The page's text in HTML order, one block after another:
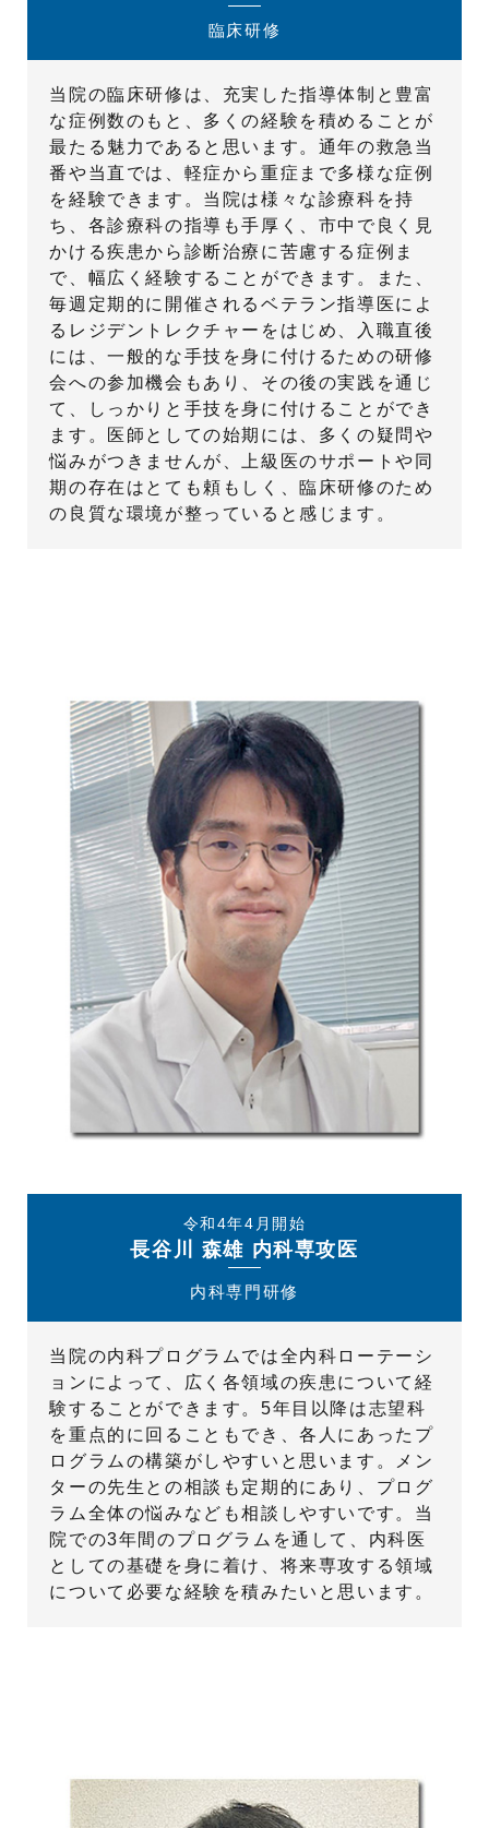
臨床研修
当院の臨床研修は、充実した指導体制と豊富
な症例数のもと、多くの経験を積めることが
最たる魅力であると思います。通年の救急当
番や当直では、軽症から重症まで多様な症例
を経験できます。当院は様々な診療科を持
ち、各診療科の指導も手厚く、市中で良く見
かける疾患から診断治療に苦慮する症例ま
で、幅広く経験することができます。また、
毎週定期的に開催されるベテラン指導医によ
るレジデントレクチャーをはじめ、入職直後
には、一般的な手技を身に付けるための研修
会への参加機会もあり、その後の実践を通じ
て、しっかりと手技を身に付けることができ
ます。医師としての始期には、多くの疑問や
悩みがつきませんが、上級医のサポートや同
期の存在はとても頼もしく、臨床研修のため
の良質な環境が整っていると感じます。
令和4年4月開始
長谷川 森雄 内科専攻医
内科専門研修
当院の内科プログラムでは全内科ローテーシ
ョンによって、広く各領域の疾患について経
験することができます。5年目以降は志望科
を重点的に回ることもでき、各人にあったプ
ログラムの構築がしやすいと思います。メン
ターの先生との相談も定期的にあり、プログ
ラム全体の悩みなども相談しやすいです。当
院での3年間のプログラムを通して、内科医
としての基礎を身に着け、将来専攻する領域
について必要な経験を積みたいと思います。